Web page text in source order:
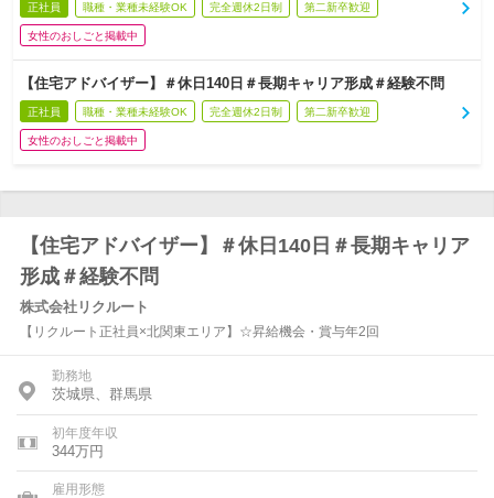
正社員 職種・業種未経験OK 完全週休2日制 第二新卒歓迎
女性のおしごと掲載中
【住宅アドバイザー】＃休日140日＃長期キャリア形成＃経験不問
正社員 職種・業種未経験OK 完全週休2日制 第二新卒歓迎
女性のおしごと掲載中
【住宅アドバイザー】＃休日140日＃長期キャリア
形成＃経験不問
株式会社リクルート
【リクルート正社員×北関東エリア】☆昇給機会・賞与年2回
勤務地
茨城県、群馬県
初年度年収
344万円
雇用形態